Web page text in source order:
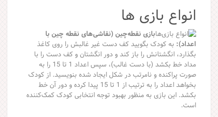
انواع بازی ها
بازی نقطه‌چین (نقاشی‌های نقطه چین با
اعداد): به کودک بگویید کف دست غیر غالبش را روی کاغذ
بگذارد، انگشتانش را باز کند و دور انگشتان و کف دست را با
مداد خط بکشد (با دست غالب)، سپس اعداد 1 تا 15 را به
صورت پراکنده و نامرتب در شکل ایجاد شده بنویسید. از کودک
بخواهد اعداد را به ترتیب از 1 تا 15 پیدا کرده و دور آن خط
بکشد. این بازی به منظور بهبود توجه انتخابی کودک کمک‌کننده
است.